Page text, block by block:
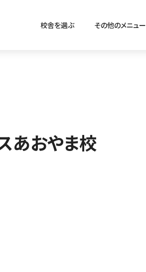
校舎を選ぶ その他のメニュー
あおやま校